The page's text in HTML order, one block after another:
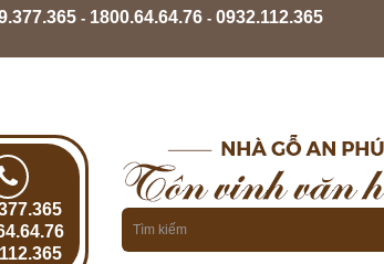
- 1800.64.64.76- 0932.112.365